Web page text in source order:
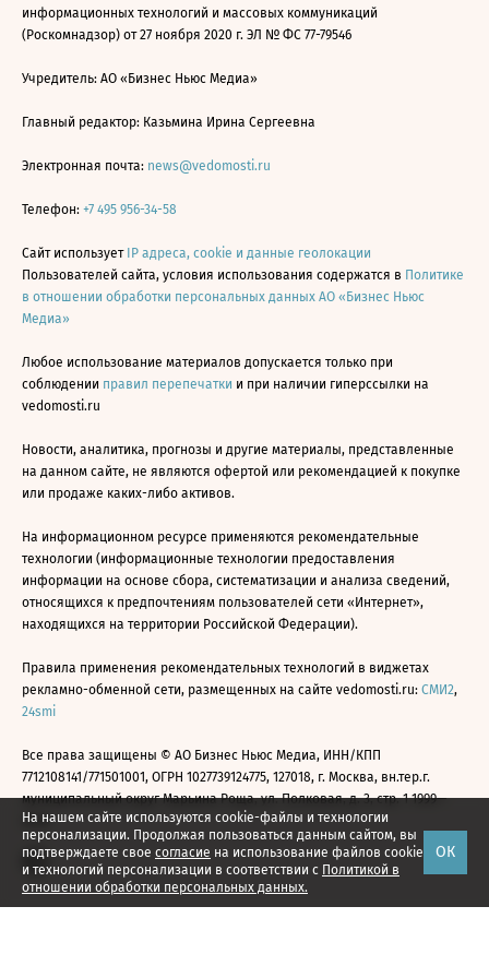
На нашем сайте используются cookie-файлы и технологии
персонализации. Продолжая пользоваться данным сайтом, вы
подтверждаете свое согласие на использование файлов cookie
и технологий персонализации в соответствии с Политикой в
отношении обработки персональных данных.
ОК
информационных технологий и массовых коммуникаций
(Роскомнадзор) от 27 ноября 2020 г. ЭЛ № ФС 77-79546
Учредитель: АО «Бизнес Ньюс Медиа»
Главный редактор: Казьмина Ирина Сергеевна
Электронная почта: news@vedomosti.ru
Телефон: +7 495 956-34-58
Сайт использует IP адреса, cookie и данные геолокации
Пользователей сайта, условия использования содержатся в Политике
в отношении обработки персональных данных АО «Бизнес Ньюс
Медиа»
Любое использование материалов допускается только при
соблюдении правил перепечатки и при наличии гиперссылки на
vedomosti.ru
Новости, аналитика, прогнозы и другие материалы, представленные
на данном сайте, не являются офертой или рекомендацией к покупке
или продаже каких-либо активов.
На информационном ресурсе применяются рекомендательные
технологии (информационные технологии предоставления
информации на основе сбора, систематизации и анализа сведений,
относящихся к предпочтениям пользователей сети «Интернет»,
находящихся на территории Российской Федерации).
Правила применения рекомендательных технологий в виджетах
рекламно-обменной сети, размещенных на сайте vedomosti.ru: СМИ2,
24smi
Все права защищены © АО Бизнес Ньюс Медиа, ИНН/КПП
7712108141/771501001, ОГРН 1027739124775, 127018, г. Москва, вн.тер.г.
муниципальный округ Марьина Роща, ул. Полковая, д. 3, стр. 1 1999—
2026